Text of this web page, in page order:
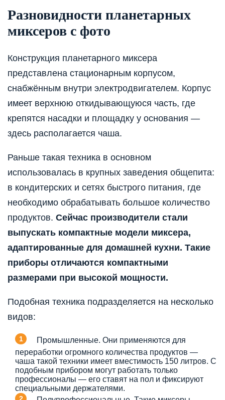
Разновидности планетарных
миксеров с фото
Конструкция планетарного миксера
представлена стационарным корпусом,
снабжённым внутри электродвигателем. Корпус
имеет верхнюю откидывающуюся часть, где
крепятся насадки и площадку у основания —
здесь располагается чаша.
Раньше такая техника в основном
использовалась в крупных заведения общепита:
в кондитерских и сетях быстрого питания, где
необходимо обрабатывать большое количество
продуктов. Сейчас производители стали
выпускать компактные модели миксера,
адаптированные для домашней кухни. Такие
приборы отличаются компактными
размерами при высокой мощности.
Подобная техника подразделяется на несколько
видов:
Промышленные. Они применяются для
переработки огромного количества продуктов —
чаша такой техники имеет вместимость 150 литров. С
подобным прибором могут работать только
профессионалы — его ставят на пол и фиксируют
специальными держателями.